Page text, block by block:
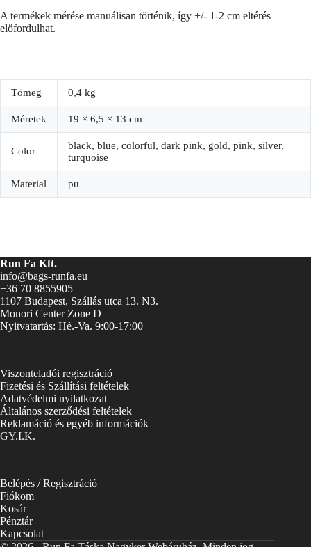
A termékek mérése manuálisan történik, így +/- 1-2 cm eltérés
előfordulhat.
Tömeg 0,4 kg
Méretek 19 × 6,5 × 13 cm
Color
black, blue, colorful, dark pink, gold, pink, silver,
turquoise
Material pu
Run Fa Kft.
info@bags-runfa.eu
+36 70 8855905
1107 Budapest, Szállás utca 13. N3.
Monori Center Zone D
Nyitvatartás: Hé.-Va. 9:00-17:00
Viszonteladói regisztráció
Fizetési és Szállítási feltételek
Adatvédelmi nyilatkozat
Általános szerződési feltételek
Reklamáció és egyéb információk
GY.I.K.
Belépés / Regisztráció
Fiókom
Kosár
Pénztár
Kapcsolat